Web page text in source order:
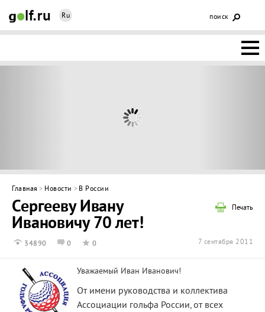
Ru поиск
ГОЛЬФ-
ИНТЕРАКТИВ
Главная > Новости > В России
Печать
Сергееву Ивану
Ивановичу 70 лет!
34890 0 0 7 сентября 2011
Уважаемый Иван Иванович!
От имени руководства и коллектива
Ассоциации гольфа России, от всех